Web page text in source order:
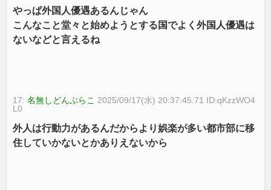
やっぱ外国人優遇あるんじゃん
こんなこと堂々と始めようとする国でよく外国人優遇は
ないなどと言えるね
17:名無しどんぶらこ 2025/09/17(水) 20:37:45.71 ID:qKzzWO4
L0
外人は行動力があるんだからより娯楽が多い都市部に移
住していかないとかありえないから